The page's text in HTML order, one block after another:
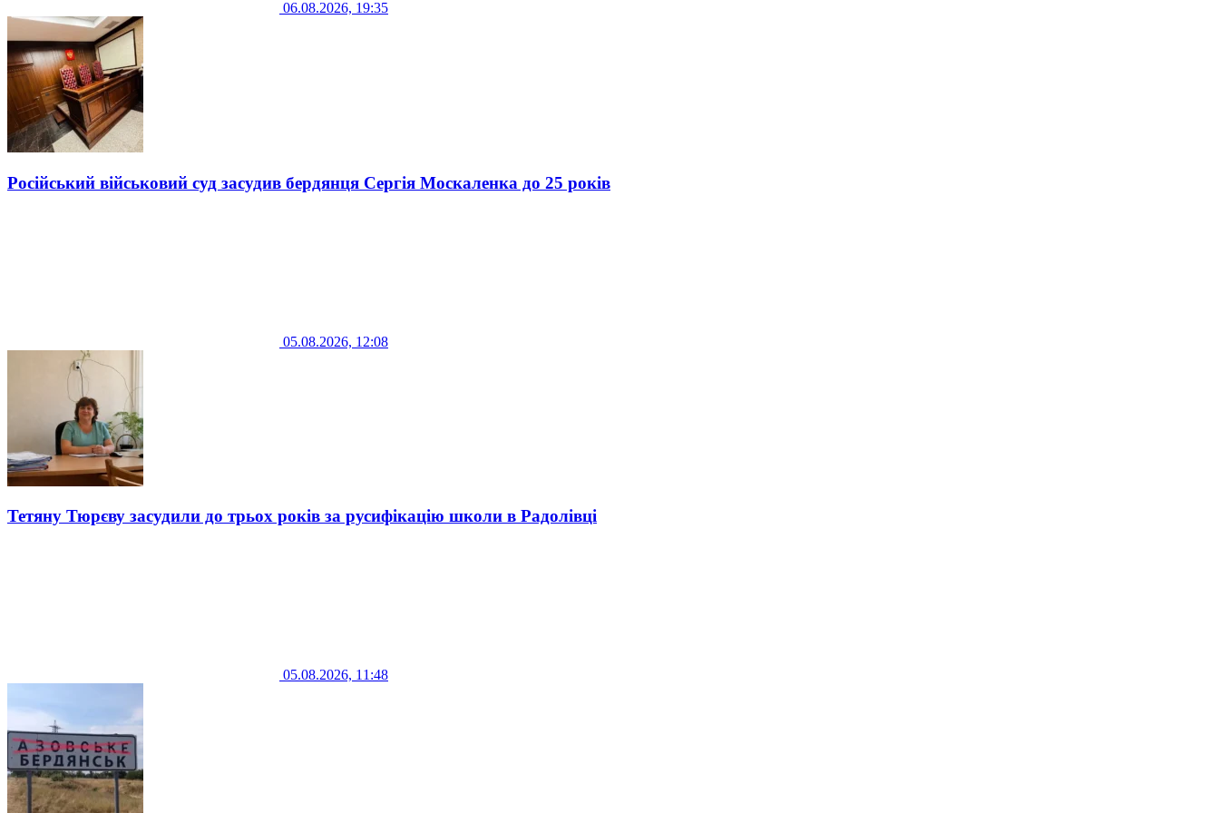
06.08.2026, 19:35
Російський військовий суд засудив бердянця Сергія Москаленка до 25 років
05.08.2026, 12:08
Тетяну Тюрєву засудили до трьох років за русифікацію школи в Радолівці
05.08.2026, 11:48